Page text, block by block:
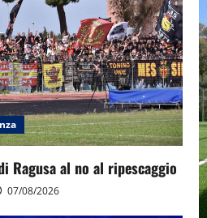
Ragusa al no al ripescaggio
07/08/2026